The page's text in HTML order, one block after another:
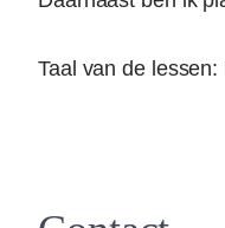
Taal van de lessen: